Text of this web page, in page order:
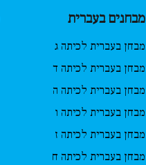
מבחנים בעברית
מבחן בעברית לכיתה ג
מבחן בעברית לכיתה ד
מבחן בעברית לכיתה ה
מבחן בעברית לכיתה ו
מבחן בעברית לכיתה ז
מבחן בעברית לכיתה ח